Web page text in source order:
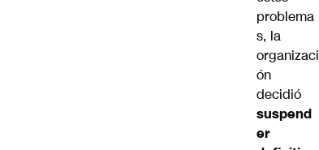
problema
s, la
organizaci
ón
decidió
suspend
er